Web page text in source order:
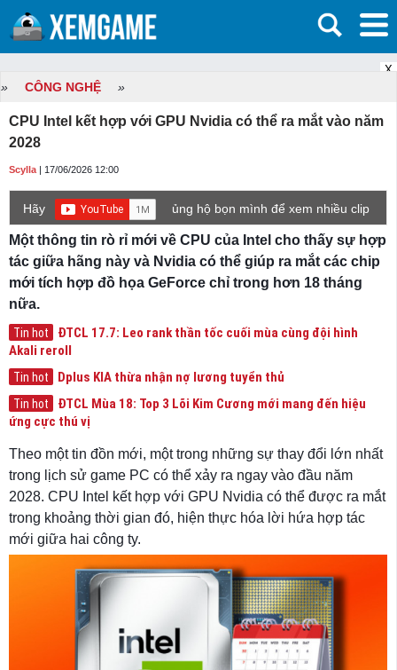
X
» CÔNG NGHỆ »
CPU Intel kết hợp với GPU Nvidia có thể ra mắt vào năm
2028
Scylla | 17/06/2026 12:00
Hãy
ủng hộ bọn mình để xem nhiều clip
game mới hơn nhé!
Một thông tin rò rỉ mới về CPU của Intel cho thấy sự hợp
tác giữa hãng này và Nvidia có thể giúp ra mắt các chip
mới tích hợp đồ họa GeForce chỉ trong hơn 18 tháng
nữa.
Tin hot
ĐTCL 17.7: Leo rank thần tốc cuối mùa cùng đội hình
Akali reroll
Tin hot Dplus KIA thừa nhận nợ lương tuyển thủ
Tin hot
ĐTCL Mùa 18: Top 3 Lõi Kim Cương mới mang đến hiệu
ứng cực thú vị
Theo một tin đồn mới, một trong những sự thay đổi lớn nhất
trong lịch sử game PC có thể xảy ra ngay vào đầu năm
2028. CPU Intel kết hợp với GPU Nvidia có thể được ra mắt
trong khoảng thời gian đó, hiện thực hóa lời hứa hợp tác
mới giữa hai công ty.